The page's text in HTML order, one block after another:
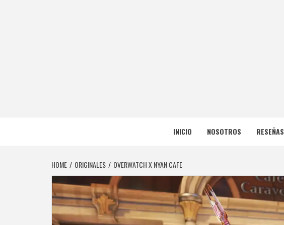
NERFEADOS
INICIO NOSOTROS RESEÑAS
HOME ORIGINALES OVERWATCH X NYAN CAFE